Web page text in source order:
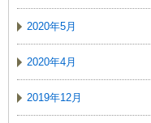
2020年5月
2020年4月
2019年12月